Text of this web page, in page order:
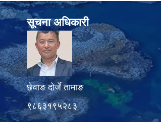
सूचना अधिकारी
छेवाङ दोर्जे तामाङ
९८६३१९५२८३